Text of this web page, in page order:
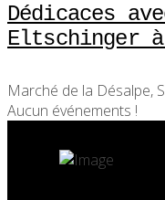
Dédicaces
Eltschinger à
Marché de la Désalpe,
Aucun événements !